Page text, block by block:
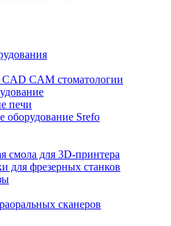
CAM стоматологии
печи
оборудование Srefo
смола для 3D-принтера
для фрезерных станков
сканеров